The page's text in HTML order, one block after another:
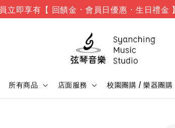
立即享有【 回饋金 · 會員日優惠 · 生日禮金 】
所有商品 店面服務 校園團購 / 樂器團購